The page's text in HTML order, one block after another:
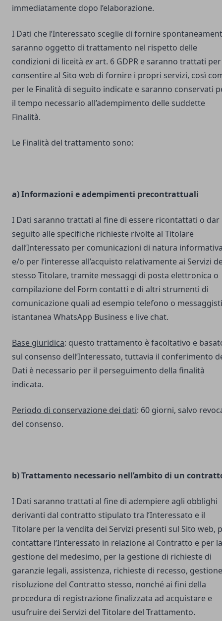
immediatamente dopo l’elaborazione.
I Dati che l’Interessato sceglie di fornire
saranno oggetto di trattamento nel rispetto delle
condizioni di liceità exart. 6 GDPR e saranno trattati per
consentire al Sito web di fornire i propri servizi, così
per le Finalità di seguito indicate e saranno conservati
il tempo necessario all’adempimento delle suddette
Finalità.
Le Finalità del trattamento sono:
a) Informazioni e adempimenti precontrattuali
I Dati saranno trattati al fine di essere ricontattati o dar
seguito alle specifiche richieste rivolte al Titolare
dall’Interessato per comunicazioni di natura
e/o per l’interesse all’acquisto relativamente ai Servizi
stesso Titolare, tramite messaggi di posta elettronica o
compilazione del Form contatti e di altri strumenti di
comunicazione quali ad esempio telefono o
istantanea WhatsApp Business e live chat.
Base giuridica: questo trattamento è facoltativo e
sul consenso dell’Interessato, tuttavia il conferimento
Dati è necessario per il perseguimento della finalità
indicata.
Periodo di conservazione dei dati: 60 giorni, salvo
del consenso.
b) Trattamento necessario nell’ambito di un
I Dati saranno trattati al fine di adempiere agli obblighi
derivanti dal contratto stipulato tra l’Interessato e il
Titolare per la vendita dei Servizi presenti sul Sito web,
contattare l‘Interessato in relazione al Contratto e per la
gestione del medesimo, per la gestione di richieste di
garanzie legali, assistenza, richieste di recesso,
risoluzione del Contratto stesso, nonché ai fini della
procedura di registrazione finalizzata ad acquistare e
usufruire dei Servizi del Titolare del Trattamento.